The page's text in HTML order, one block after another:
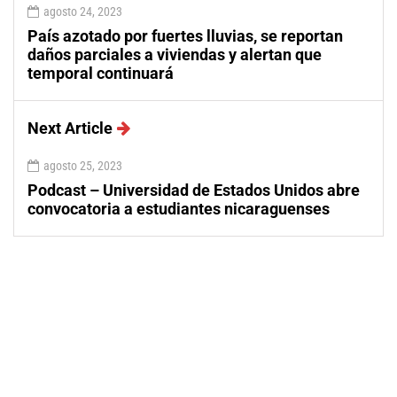
agosto 24, 2023
País azotado por fuertes lluvias, se reportan
daños parciales a viviendas y alertan que
temporal continuará
Next Article
agosto 25, 2023
Podcast – Universidad de Estados Unidos abre
convocatoria a estudiantes nicaraguenses